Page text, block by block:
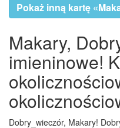
Pokaż inną kartę
Makary,
imieninowe!
Dobry_wieczór, Makary!